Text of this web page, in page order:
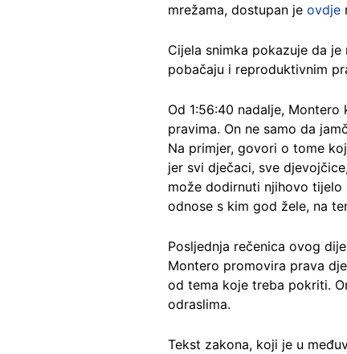
mrežama, dostupan je ovdje
Cijela snimka pokazuje da
pobačaju i reproduktivnim
Od 1:56:40 nadalje,
pravima. On ne samo da
Na primjer, govori o tome
jer svi dječaci, sve
može dodirnuti njihovo tijelo
odnose s kim god žele, na
Posljednja rečenica ovog
Montero promovira prava
od tema koje treba pokriti.
odraslima.
Tekst zakona, koji je u